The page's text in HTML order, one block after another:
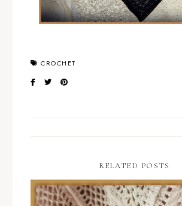
CROCHET
RELATED POSTS